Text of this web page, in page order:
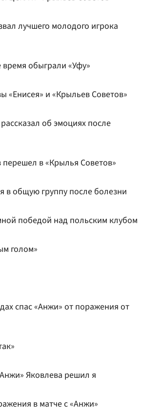
лучшего молодого игрока
обыграли «Уфу»
«Енисея» и «Крыльев Советов»
об эмоциях после
в «Крылья Советов»
в общую группу после болезни
победой над польским клубом
голом»
спас «Анжи» от поражения от
Яковлева решил я
в матче с «Анжи»